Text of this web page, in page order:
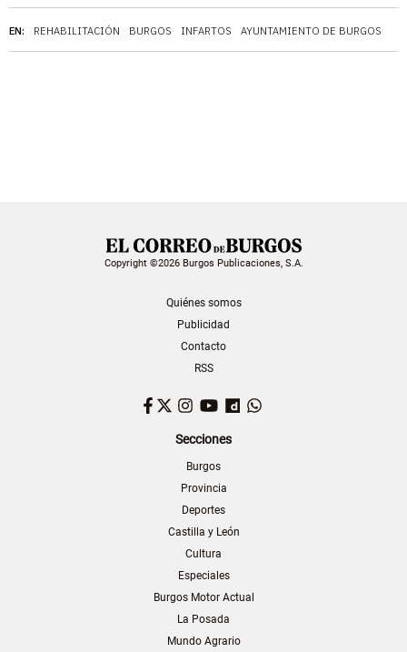
EN: REHABILITACIÓN BURGOS INFARTOS AYUNTAMIENTO DE BURGOS
Copyright ©2026 Burgos Publicaciones, S.A.
Quiénes somos
Publicidad
Contacto
RSS
Facebook
TwitterInstagram
YouTubeDailymotion
Secciones
Burgos
Provincia
Deportes
Castilla y León
Cultura
Especiales
Burgos Motor Actual
La Posada
Mundo Agrario